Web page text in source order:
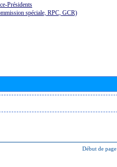
Présidents
spéciale, RPC, GCR)
Début de page